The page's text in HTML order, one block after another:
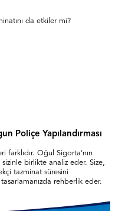
da etkiler mi?
Poliçe Yapılandırması
farklıdır. Oğul Sigorta'nın
sizinle birlikte analiz eder. Size,
tazminat süresini
rehberlik eder.